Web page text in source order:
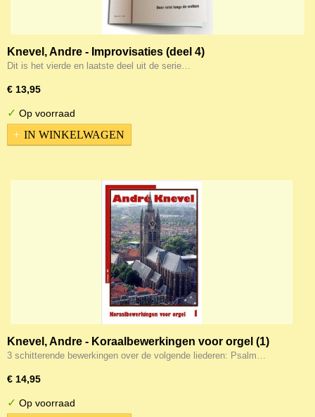
Knevel, Andre - Improvisaties (deel 4)
Dit is het vierde en laatste deel uit de serie…
€ 13,95
✓ Op voorraad
IN WINKELWAGEN
Knevel, Andre - Koraalbewerkingen voor orgel (1)
3 schitterende bewerkingen over de volgende liederen: Psalm…
€ 14,95
✓ Op voorraad